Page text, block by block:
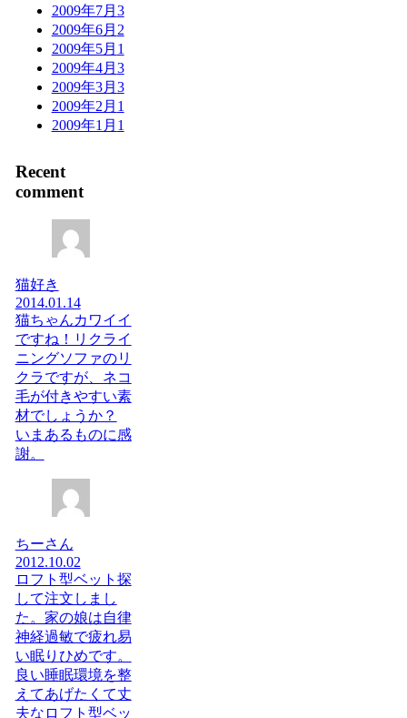
2009年7月 3
2009年6月 2
2009年5月 1
2009年4月 3
2009年3月 3
2009年2月 1
2009年1月 1
Recent
comment
猫好き
2014.01.14
猫ちゃんカワイイ
ですね！リクライ
ニングソファのリ
クラですが、ネコ
毛が付きやすい素
材でしょうか？
いまあるものに感
謝。
ちーさん
2012.10.02
ロフト型ベット探
して注文しまし
た。家の娘は自律
神経過敏で疲れ易
い眠りひめです。
良い睡眠環境を整
えてあげたくて丈
夫なロフト型ベッ